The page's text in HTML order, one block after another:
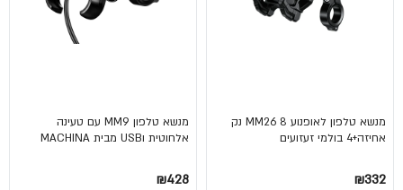
מנשא טלפון לאופנוע MM26 8 נק
אחיזה+4 בולמי זעזועים
₪332
מנשא טלפון MM9 עם טעינה
אלחוטית וUSB מבית MACHINA
₪428